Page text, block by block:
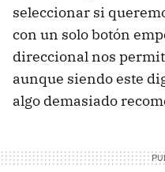
seleccionar si
con un solo botón
direccional nos
aunque siendo este
algo demasiado